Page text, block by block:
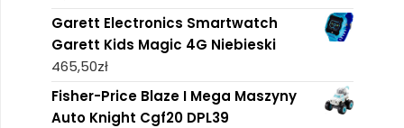
Garett Electronics Smartwatch
Garett Kids Magic 4G Niebieski
465,50zł
Fisher-Price Blaze I Mega Maszyny
Auto Knight Cgf20 DPL39